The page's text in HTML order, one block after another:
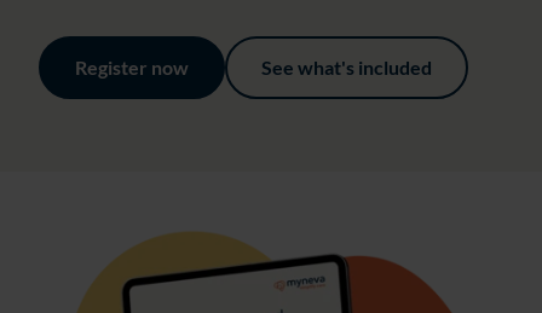
Register now See what's included